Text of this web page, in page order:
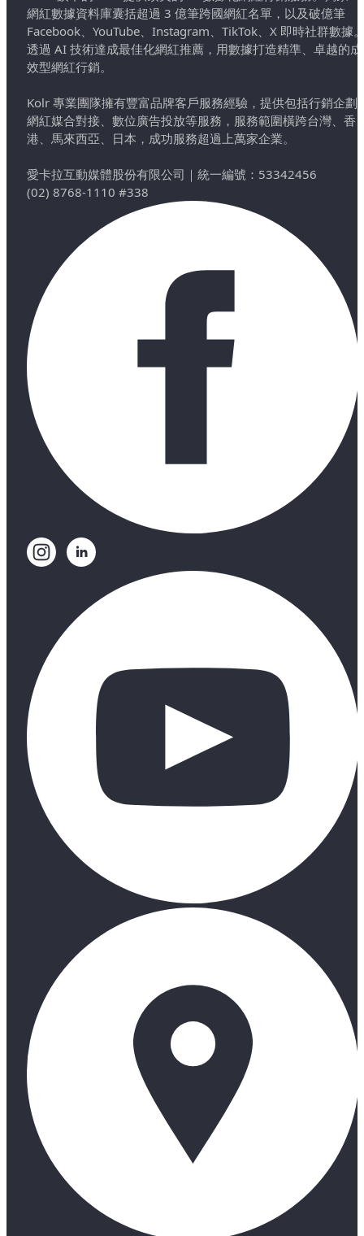
網紅數據資料庫囊括超過 3 億筆跨國網紅名單，以及破億筆
Facebook、YouTube、Instagram、TikTok、X 即時社群數據
透過 AI 技術達成最佳化網紅推薦，用數據打造精準、卓越的成
效型網紅行銷。
Kolr 專業團隊擁有豐富品牌客戶服務經驗，提供包括行銷企劃
網紅媒合對接、數位廣告投放等服務，服務範圍橫跨台灣、香
港、馬來西亞、日本，成功服務超過上萬家企業。
愛卡拉互動媒體股份有限公司 ｜ 統一編號：53342456
(02) 8768-1110 #338